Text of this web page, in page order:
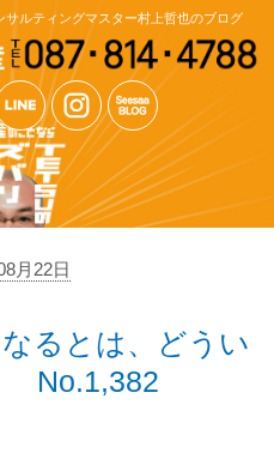
サルティングマスター村上哲也のブログ
月22日
るとは、どうい
No.1,382